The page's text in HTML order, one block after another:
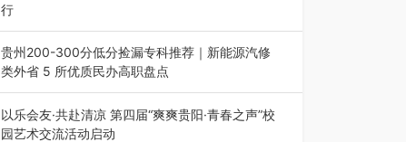
行
2026年7月31日，喜百年装饰“一口价·超极放心
装”新品发布会在贵阳隆重举行。…
贵州200-300分低分捡漏专科推荐｜新能源汽修
类外省 5 所优质民办高职盘点
在贵州省高考志愿填报体系中，200至300分数段
考生可选择的省内工科、新能源汽车…
以乐会友·共赴清凉 第四届“爽爽贵阳·青春之声”校
园艺术交流活动启动